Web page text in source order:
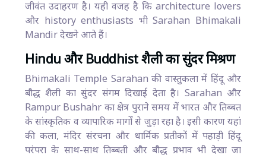
जीवंत उदाहरण है। यही वजह है कि architecture lovers
और history enthusiasts भी Sarahan Bhimakali
Mandir देखने आते हैं।
Hindu और Buddhist शैली का सुंदर मिश्रण
Bhimakali Temple Sarahan की वास्तुकला में हिंदू और
बौद्ध शैली का सुंदर संगम दिखाई देता है। Sarahan और
Rampur Bushahr का क्षेत्र पुराने समय में भारत और तिब्बत
के सांस्कृतिक व व्यापारिक मार्गों से जुड़ा रहा है। इसी कारण यहां
की कला, मंदिर संरचना और धार्मिक प्रतीकों में पहाड़ी हिंदू
परंपरा के साथ-साथ तिब्बती और बौद्ध प्रभाव भी देखा जा